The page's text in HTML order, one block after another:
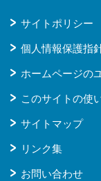
サイトポリシー
個人情報保護指
ホームページの
このサイトの使
サイトマップ
リンク集
お問い合わせ